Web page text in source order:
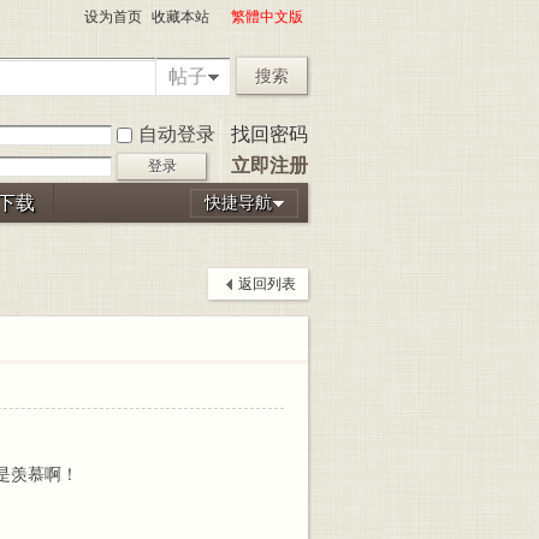
设为首页 收藏本站 繁體中文版
帖子 搜索
自动登录 找回密码
登录 立即注册
快捷导航
载
返回列表
慕啊！